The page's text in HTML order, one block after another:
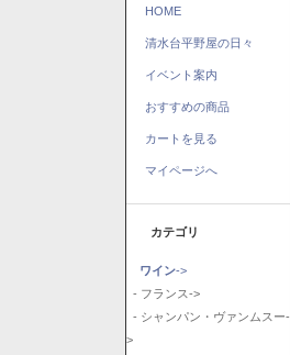
HOME
清水台平野屋の日々
イベント案内
おすすめの商品
カートを見る
マイページへ
カテゴリ
ワイン->
- フランス->
- シャンパン・ヴァンムスー-
>